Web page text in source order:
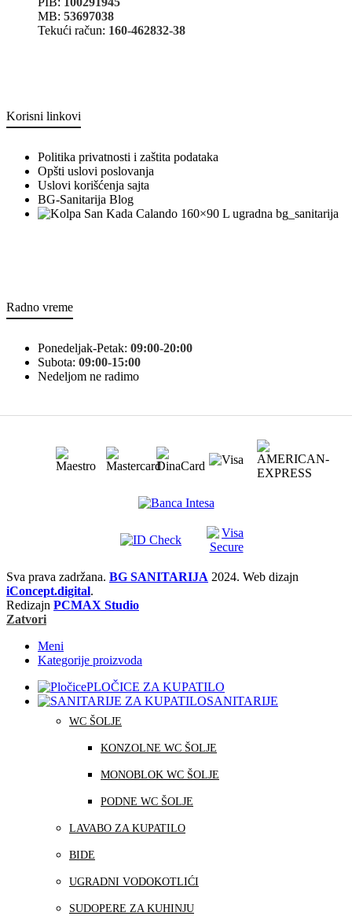
MB: 53697038
Tekući račun: 160-462832-38
Korisni linkovi
Politika privatnosti i zaštita podataka
Opšti uslovi poslovanja
Uslovi korišćenja sajta
BG-Sanitarija Blog
bg_sanitarija
Radno vreme
Ponedeljak-Petak: 09:00-20:00
Subota: 09:00-15:00
Nedeljom ne radimo
Sva prava zadržana. BG SANITARIJA 2024. Web dizajn
iConcept.digital.
Redizajn PCMAX Studio
Zatvori
Meni
Kategorije proizvoda
PLOČICE ZA KUPATILO
SANITARIJE
WC ŠOLJE
KONZOLNE WC ŠOLJE
MONOBLOK WC ŠOLJE
PODNE WC ŠOLJE
LAVABO ZA KUPATILO
BIDE
UGRADNI VODOKOTLIĆI
SUDOPERE ZA KUHINJU